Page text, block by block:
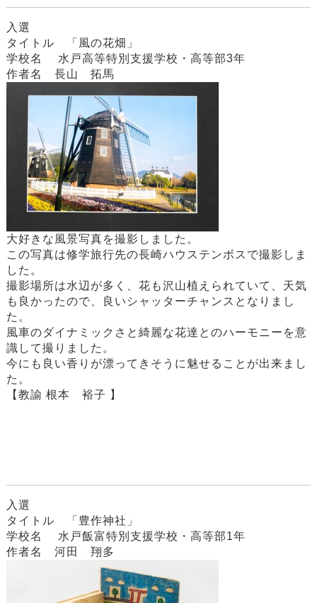
入選
タイトル 「風の花畑」
学校名 水戸高等特別支援学校・高等部3年
作者名 長山 拓馬
大好きな風景写真を撮影しました。
この写真は修学旅行先の長崎ハウステンボスで撮影しま
した。
撮影場所は水辺が多く、花も沢山植えられていて、天気
も良かったので、良いシャッターチャンスとなりまし
た。
風車のダイナミックさと綺麗な花達とのハーモニーを意
識して撮りました。
今にも良い香りが漂ってきそうに魅せることが出来まし
た。
【教諭 根本 裕子 】
入選
タイトル 「豊作神社」
学校名 水戸飯富特別支援学校・高等部1年
作者名 河田 翔多